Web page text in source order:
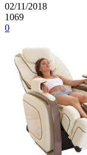
02/11/2018
1069
0